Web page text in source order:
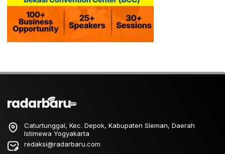
Caturtunggal, Kec. Depok, Kabupaten Sleman, Daerah
Istimewa Yogyakarta
redaksi@radarbaru.com